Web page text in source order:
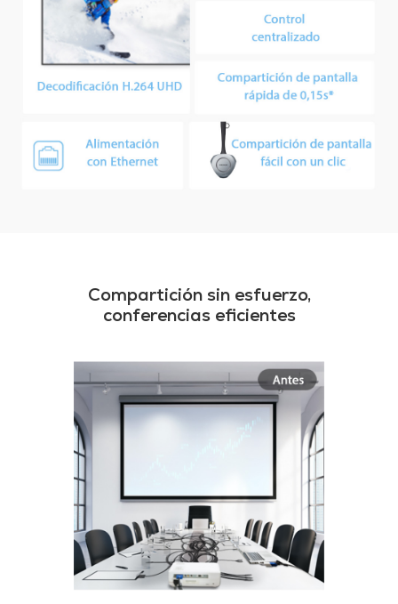
Compartición sin esfuerzo,
conferencias eficientes